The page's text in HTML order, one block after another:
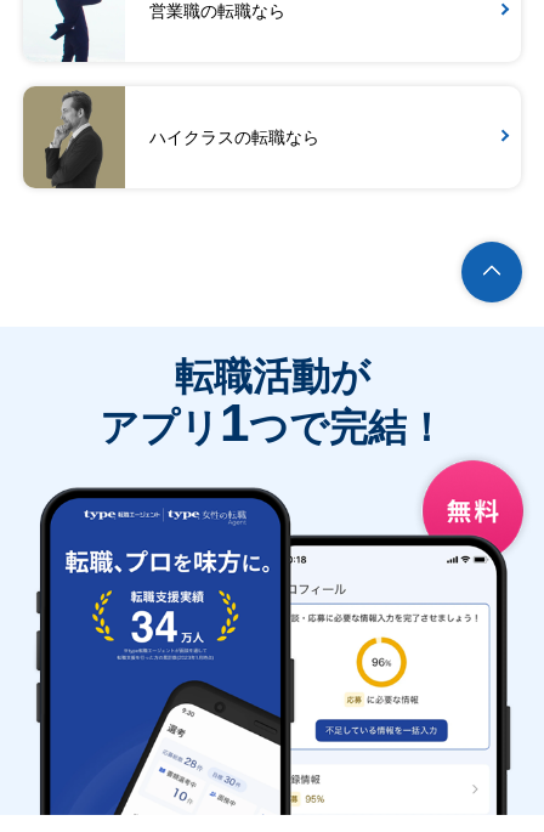
営業職の転職なら
ハイクラスの転職なら
転職活動が
アプリ 1つで完結！